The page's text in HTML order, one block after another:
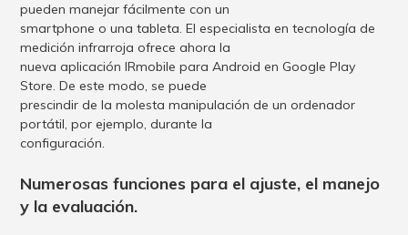
pueden manejar fácilmente con un
smartphone o una tableta. El especialista en tecnología de
medición infrarroja ofrece ahora la
nueva aplicación IRmobile para Android en Google Play
Store. De este modo, se puede
prescindir de la molesta manipulación de un ordenador
portátil, por ejemplo, durante la
configuración.
Numerosas funciones para el ajuste, el manejo
y la evaluación.